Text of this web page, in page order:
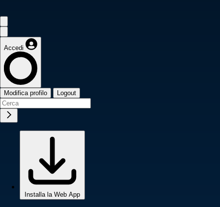
Accedi
Modifica profilo Logout
Installa la Web App